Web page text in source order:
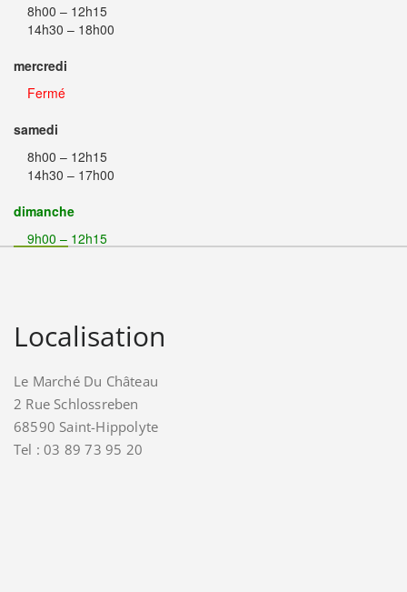
8h00 – 12h15
14h30 – 18h00
mercredi
Fermé
samedi
8h00 – 12h15
14h30 – 17h00
dimanche
9h00 – 12h15
Localisation
Le Marché Du Château
2 Rue Schlossreben
68590 Saint-Hippolyte
Tel : 03 89 73 95 20